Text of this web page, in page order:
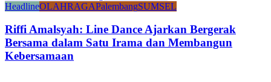
HeadlineOLAHRAGAPalembangSUMSEL
Riffi Amalsyah: Line Dance Ajarkan Bergerak
Bersama dalam Satu Irama dan Membangun
Kebersamaan